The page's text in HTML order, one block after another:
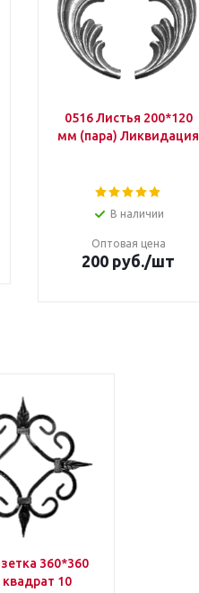
0516 Листья 200*120
мм (пара) Ликвидация
В наличии
Оптовая цена
200 руб./шт
360*360
10